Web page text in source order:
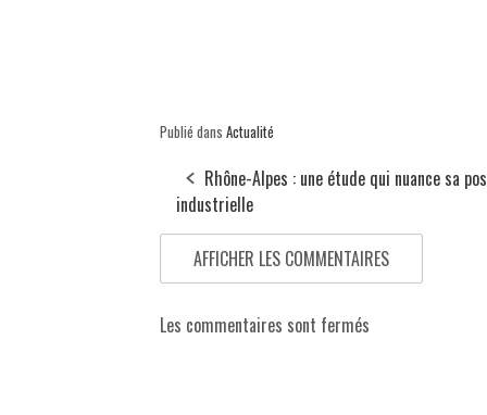
Publié dans Actualité
Rhône-Alpes : une étude qui nuance sa
industrielle
AFFICHER LES COMMENTAIRES
Les commentaires sont fermés